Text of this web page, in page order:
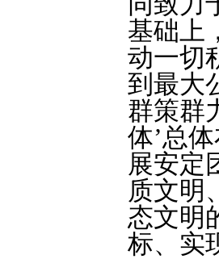
基础上
动一切
到最大
群策群
体’总
展安定
质文明
态文明
标、实